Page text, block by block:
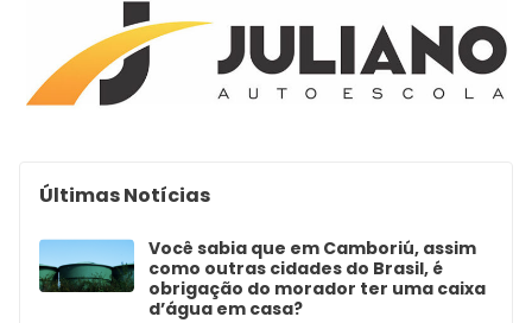
Últimas Notícias
Você sabia que em Camboriú, assim
como outras cidades do Brasil, é
obrigação do morador ter uma caixa
d’água em casa?